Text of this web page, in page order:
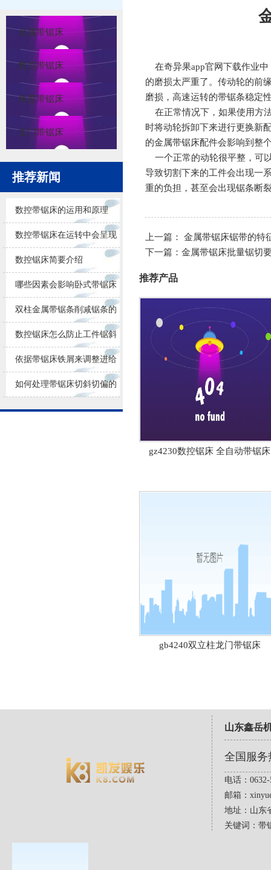
金属带锯床
数控带锯床
角度带锯床
龙门带锯床
推荐新闻
数控带锯床的运用和原理
数控带锯床在运转中会呈现
的问题
数控锯床简要介绍
哪些因素会影响卧式带锯床
锯削的效果
双柱金属带锯条削减锯条的
损耗
数控锯床怎么防止工件锯斜
依据带锯床铁屑来调整进给
量大小
如何处理带锯床切斜切偏的
问题？
在奇异果app官网下载作业中
的磨损太严重了。传动轮的前
磨损，高速运转的带锯条稳定
在正常情况下，如果使用方
时将动轮拆卸下来进行更换新
的金属带锯床配件会影响到整
一个正常的动轮很平整，可
导致切割下来的工件会出现一
重的负担，甚至会出现锯条断
上一篇：
金属带锯床锯带的特
下一篇： 金属带锯床批量锯切
推荐产品
gz4230数控锯床 全自动带锯床
gb4240双立柱龙门带锯床
山东鑫岳
全国服务
电话：0632-
邮箱：
地址：山东
关键词：带